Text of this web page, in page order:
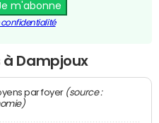
m'abonne
confidentialité
à Dampjoux
par foyer (source :